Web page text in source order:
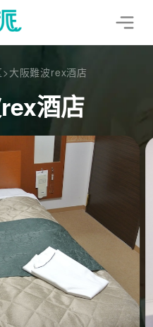
>大阪難波rex酒店
酒店